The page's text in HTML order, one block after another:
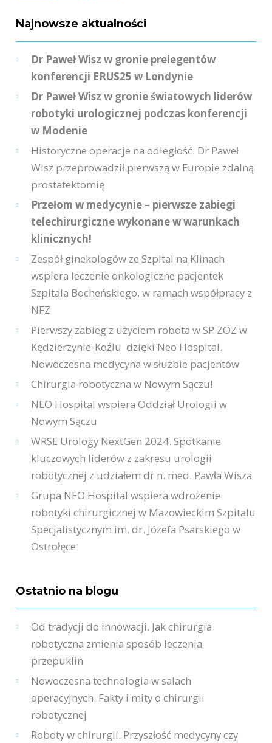
Najnowsze aktualności
Dr Paweł Wisz w gronie prelegentów
konferencji ERUS25 w Londynie
Dr Paweł Wisz w gronie światowych liderów
robotyki urologicznej podczas konferencji
w Modenie
Historyczne operacje na odległość. Dr Paweł
Wisz przeprowadził pierwszą w Europie zdalną
prostatektomię
Przełom w medycynie – pierwsze zabiegi
telechirurgiczne wykonane w warunkach
klinicznych!
Zespół ginekologów ze Szpital na Klinach
wspiera leczenie onkologiczne pacjentek
Szpitala Bocheńskiego, w ramach współpracy z
NFZ
Pierwszy zabieg z użyciem robota w SP ZOZ w
Kędzierzynie-Koźlu dzięki Neo Hospital.
Nowoczesna medycyna w służbie pacjentów
Chirurgia robotyczna w Nowym Sączu!
NEO Hospital wspiera Oddział Urologii w
Nowym Sączu
WRSE Urology NextGen 2024. Spotkanie
kluczowych liderów z zakresu urologii
robotycznej z udziałem dr n. med. Pawła Wisza
Grupa NEO Hospital wspiera wdrożenie
robotyki chirurgicznej w Mazowieckim Szpitalu
Specjalistycznym im. dr. Józefa Psarskiego w
Ostrołęce
Ostatnio na blogu
Od tradycji do innowacji. Jak chirurgia
robotyczna zmienia sposób leczenia
przepuklin
Nowoczesna technologia w salach
operacyjnych. Fakty i mity o chirurgii
robotycznej
Roboty w chirurgii. Przyszłość medycyny czy